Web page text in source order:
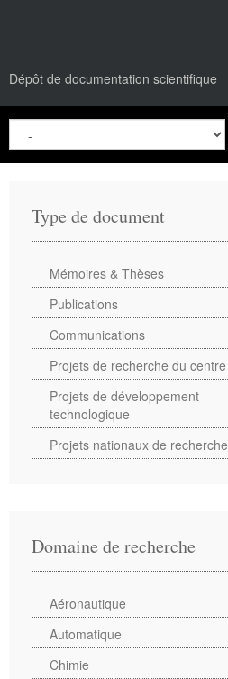
Dépôt de documentation scientifique
Type de document
Mémoires & Thèses
Publications
Communications
Projets de recherche du centre
Projets de développement
technologique
Projets nationaux de recherche
Domaine de recherche
Aéronautique
Automatique
Chimie